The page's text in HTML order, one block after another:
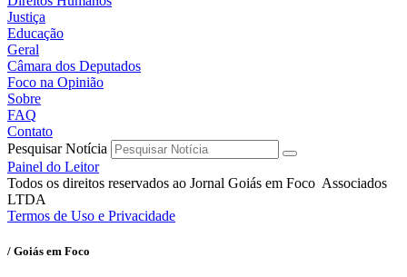
Justiça
Educação
Geral
Câmara dos Deputados
Foco na Opinião
Sobre
FAQ
Contato
Pesquisar Notícia
Painel do Leitor
Todos os direitos reservados ao Jornal Goiás em Foco Associados
LTDA
Termos de Uso e Privacidade
/ Goiás em Foco